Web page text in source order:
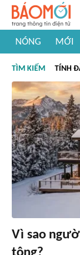
NÓNG MỚI
#Khám phá thế giới
TÌM KIẾM TÍNH
Vì sao